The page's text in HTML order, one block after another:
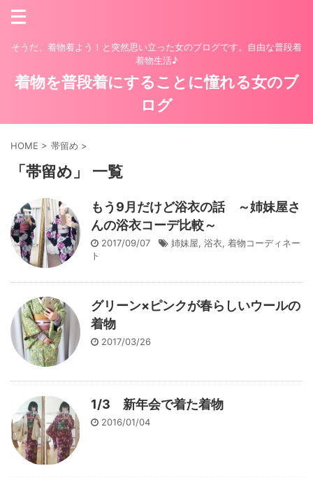
そうだ、着物着よう！と突然思い立った女のブログです。自由な普段着
着物生活♪
着物を普段着にすることに憧れる女のブ
ログ
HOME > 帯留め >
「帯留め」 一覧
もう9月だけど浴衣の話 ～姉妹屋さ
んの浴衣コーデ比較～
2017/09/07 姉妹屋, 浴衣, 着物コーディネー
ト
グリーン×ピンクが春らしいウールの
着物
2017/03/26
1/3 新年会で着た着物
2016/01/04